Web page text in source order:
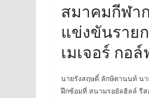
สมาคมกีฬา
แข่งขันราย
เมเจอร์ กอ
นายรังสฤษดิ์ ลักษิตานนท์ นา
ฝึกซ้อมที่ สนามรอยัลฮิลล์ รี